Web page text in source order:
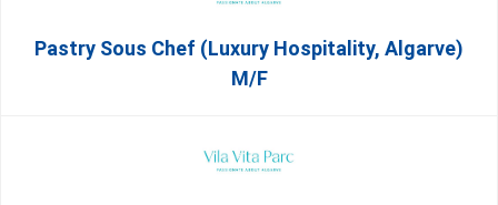
Pastry Sous Chef (Luxury Hospitality, Algarve)
M/f